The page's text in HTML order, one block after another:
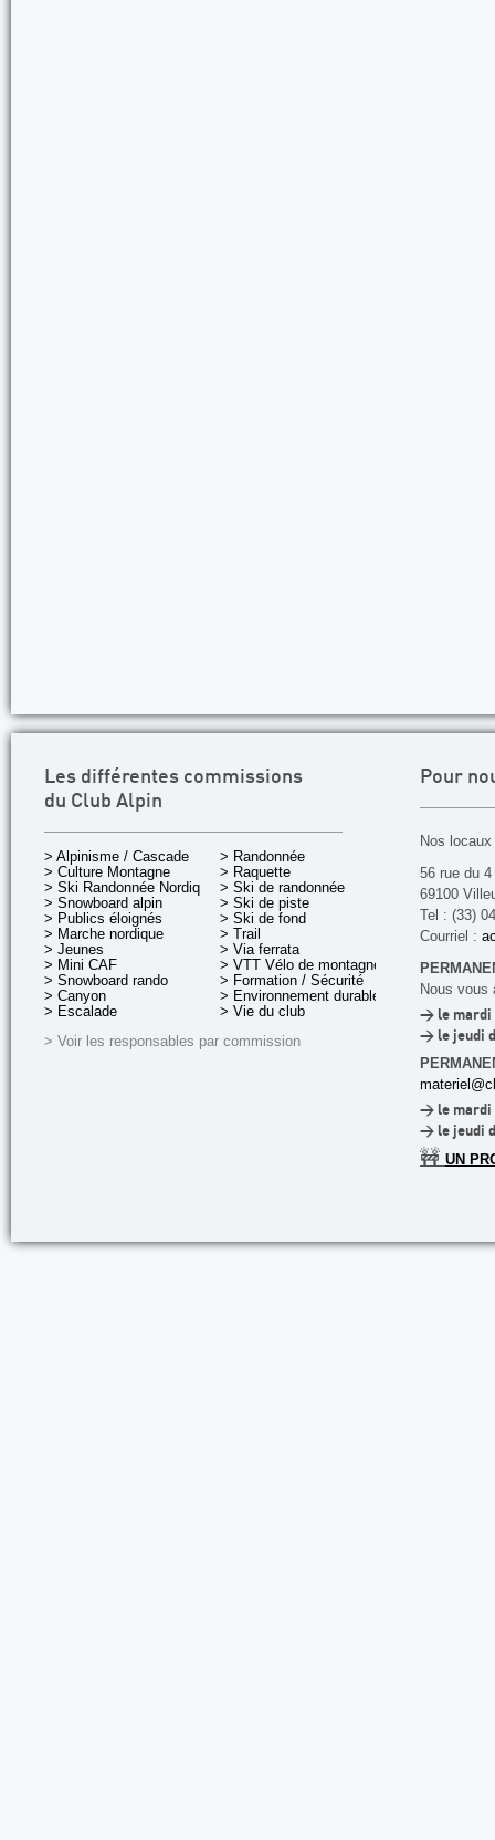
Les différentes commissions
du Club Alpin
> Alpinisme / Cascade
> Culture Montagne
> Ski Randonnée Nordique
> Snowboard alpin
> Publics éloignés
> Marche nordique
> Jeunes
> Mini CAF
> Snowboard rando
> Canyon
> Escalade
> Randonnée
> Raquette
> Ski de randonnée
> Ski de piste
> Ski de fond
> Trail
> Via ferrata
> VTT Vélo de montagne
> Formation / Sécurité
> Environnement durable
> Vie du club
> Voir les responsables par commission
Pour
Nos
56 rue du
69100
Tel : (33)
Courriel :
Nous vous
> le mardi
> le jeudi
> le mardi
> le jeudi
🚧 UN